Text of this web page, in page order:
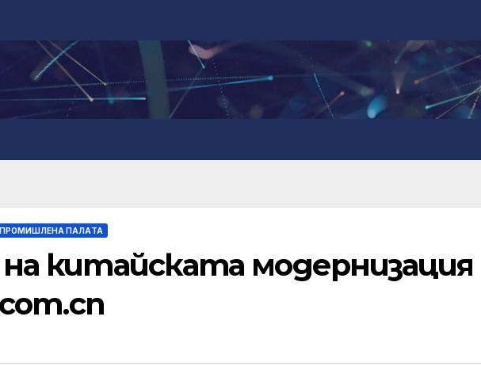
ПАЛAТА
китайската модернизация